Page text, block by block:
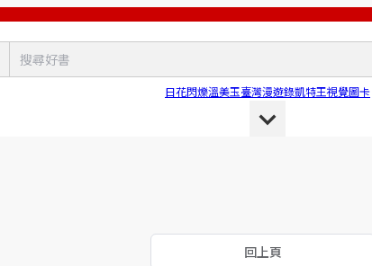
日花閃爍溫美玉臺灣漫遊錄凱特王視覺圖卡
回上頁